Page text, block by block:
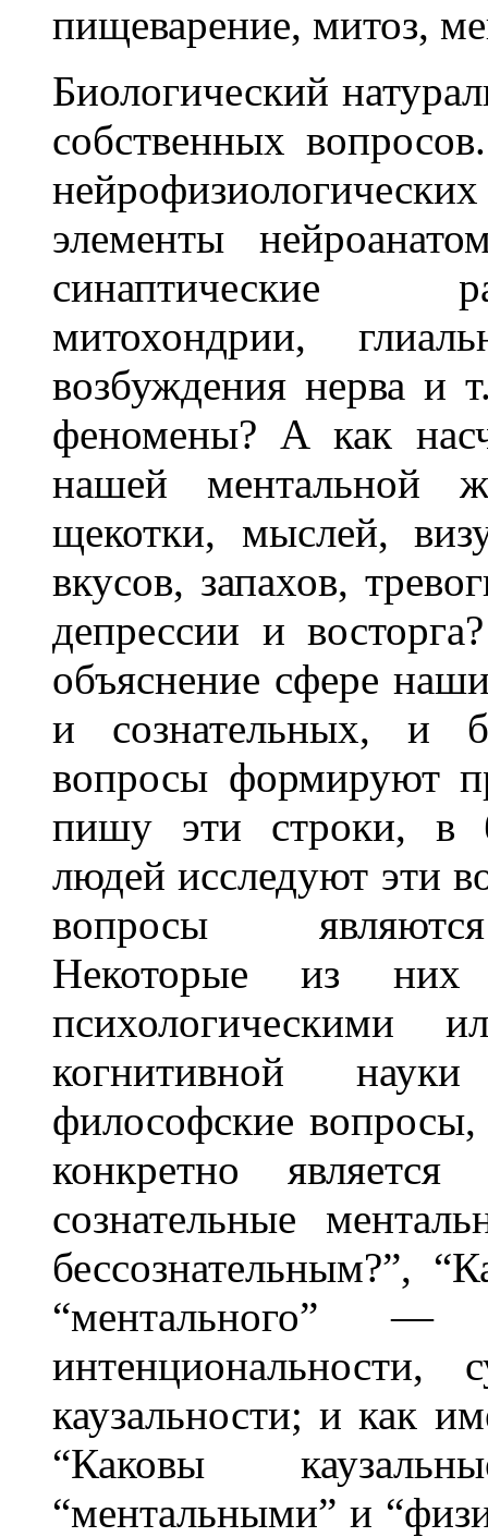
пищеварение, митоз,
Биологический
собственных
элементы
синаптические
митохондрии,
возбуждения нерва и
феномены? А как
нашей ментальной
щекотки, мыслей,
вкусов, запахов,
депрессии и
объяснение сфере
и сознательных, и
вопросы формируют
пишу эти строки, в
людей исследуют эти
вопросы
Некоторые из них
психологическими
когнитивной
философские
конкретно
сознательные
бессознательным?”,
“ментального”
интенциональности,
каузальности; и как
“Каковы
“ментальными” и